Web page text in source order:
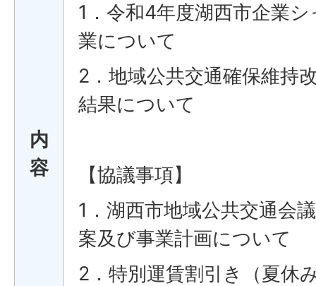
内
容
1．令和4年度湖西市企業
業について
2．地域公共交通確保維持
結果について
【協議事項】
1．湖西市地域公共交通会
案及び事業計画について
2．特別運賃割引き（夏休